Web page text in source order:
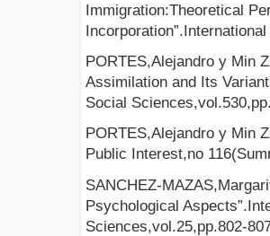
Immigration:Theoretical
PORTES,Alejandro y Min
Assimilation and Its
Social
PORTES,Alejandro y Min
Public Interest,no
SANCHEZ-
Psychological
Sciences,vol.25,pp.802-